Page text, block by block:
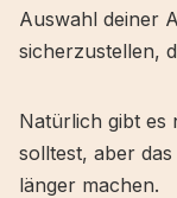
Auswahl deiner
sicherzustellen,
Natürlich gibt es
solltest, aber
länger machen.